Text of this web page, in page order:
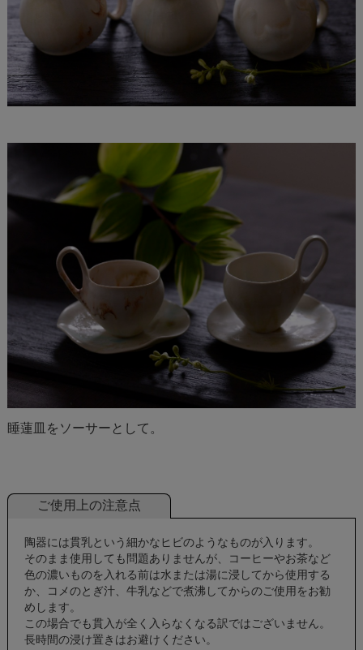
睡蓮皿をソーサーとして。
ご使用上の注意点
陶器には貫乳という細かなヒビのようなものが入ります。
そのまま使用しても問題ありませんが、コーヒーやお茶など
色の濃いものを入れる前は水または湯に浸してから使用する
か、コメのとぎ汁、牛乳などで煮沸してからのご使用をお勧
めします。
この場合でも貫入が全く入らなくなる訳ではございません。
長時間の浸け置きはお避けください。